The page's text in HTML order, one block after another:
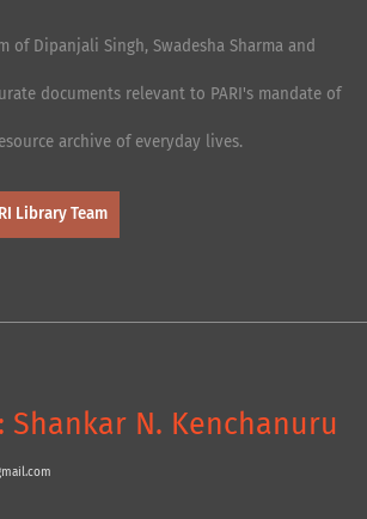
of Dipanjali Singh, Swadesha Sharma and
documents relevant to PARI's mandate of
archive of everyday lives.
Library Team
Shankar N. Kenchanuru